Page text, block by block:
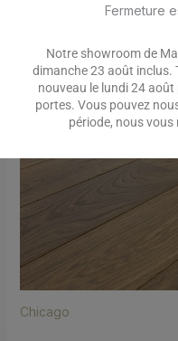
Chêne français
Chicago
Fermeture
Notre showroom de
dimanche 23 août inclus.
nouveau le lundi 24
portes. Vous pouvez
période, nous